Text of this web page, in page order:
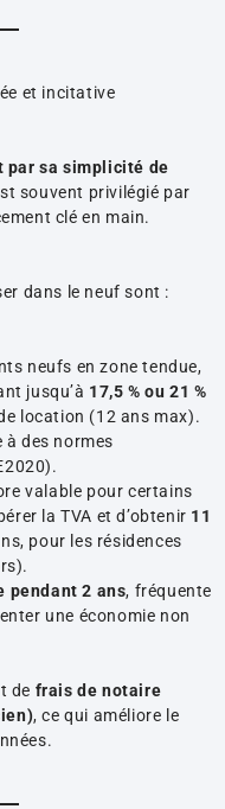
et incitative
par sa simplicité de
souvent privilégié par
clé en main.
dans le neuf sont :
neufs en zone tendue,
jusqu’à 17,5 % ou 21 %
location (12 ans max).
des normes
valable pour certains
la TVA et d’obtenir 11
pour les résidences
pendant 2 ans, fréquente
une économie non
de frais de notaire
, ce qui améliore le